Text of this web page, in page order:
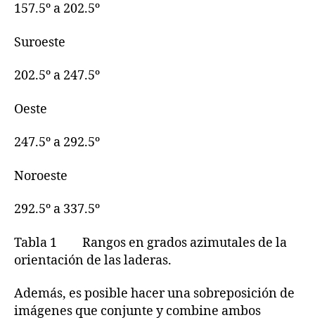
157.5º a 202.5º
Suroeste
202.5º a 247.5º
Oeste
247.5º a 292.5º
Noroeste
292.5º a 337.5º
Tabla 1 Rangos en grados azimutales de la
orientación de las laderas.
Además, es posible hacer una sobreposición de
imágenes que conjunte y combine ambos